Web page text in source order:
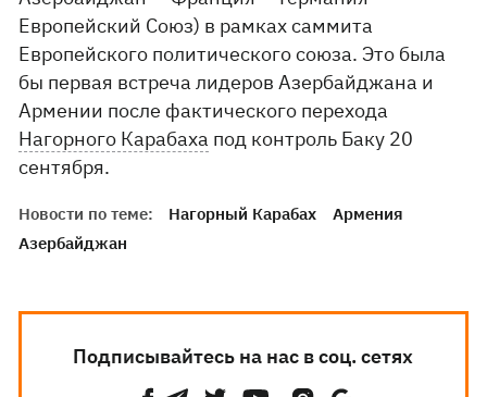
Европейский Союз) в рамках саммита
Европейского политического союза. Это была
бы первая встреча лидеров Азербайджана и
Армении после фактического перехода
Нагорного Карабаха под контроль Баку 20
сентября.
Новости по теме: Нагорный Карабах
Армения
Азербайджан
Подписывайтесь на нас в соц. сетях